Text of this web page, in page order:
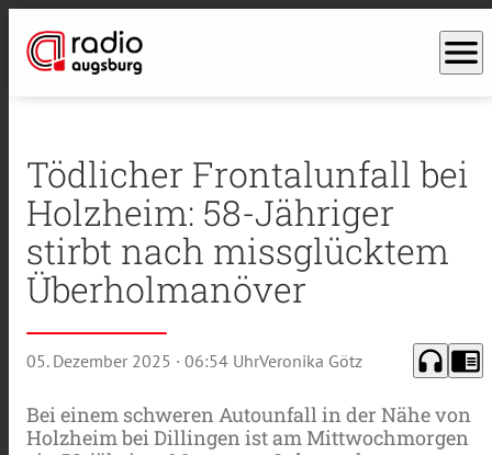
menu
Tödlicher Frontalunfall bei
Holzheim: 58-Jähriger
stirbt nach missglücktem
Überholmanöver
05. Dezember 2025 · 06:54 UhrVeronika Götz headphones chrome_reader_mode
Bei einem schweren Autounfall in der Nähe von
Holzheim bei Dillingen ist am Mittwochmorgen